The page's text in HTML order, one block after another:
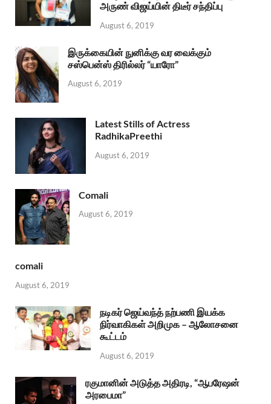
அருண் விஜய்யின் திடீர் சந்திப்பு
August 6, 2019
இருக்கையின் நுனிக்கு வர வைக்கும்
சஸ்பென்ஸ் திரில்லர் “யாரோ”
August 6, 2019
Latest Stills of Actress
RadhikaPreethi
August 6, 2019
Comali
August 6, 2019
comali
August 6, 2019
நடிகர் ஜெய்வந்த் நற்பணி இயக்க
நிர்வாகிகள் அறிமுக – ஆலோசனை
கூட்டம்
August 6, 2019
ரகுமானின் அடுத்த அதிரடி, “ஆபரேஷன்
அரபைமா”